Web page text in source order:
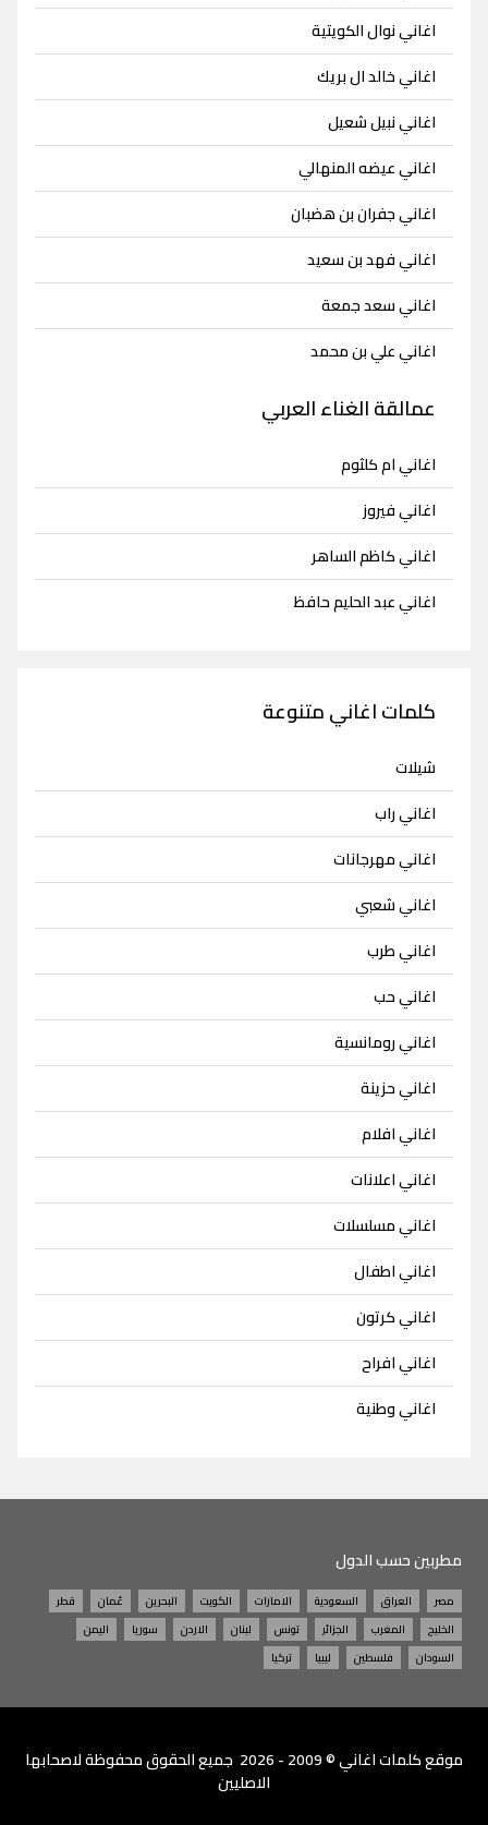
اغاني نوال الكويتية
اغاني خالد ال بريك
اغاني نبيل شعيل
اغاني عيضه المنهالي
اغاني جفران بن هضبان
اغاني فهد بن سعيد
اغاني سعد جمعة
اغاني علي بن محمد
عمالقة الغناء العربي
اغاني ام كلثوم
اغاني فيروز
اغاني كاظم الساهر
اغاني عبد الحليم حافظ
كلمات اغاني متنوعة
شيلات
اغاني راب
اغاني مهرجانات
اغاني شعبي
اغاني طرب
اغاني حب
اغاني رومانسية
اغاني حزينة
اغاني افلام
اغاني اعلانات
اغاني مسلسلات
اغاني اطفال
اغاني كرتون
اغاني افراح
اغاني وطنية
مطربين حسب الدول
مصر العراق السعودية الامارات الكويت البحرين عُمان
قطر
الخليج
المغرب الجزائر تونس لبنان الاردن سوريا
اليمن
السودان
فلسطين ليبيا تركيا
موقعكلمات اغاني
© 2009 - 2026 جميع الحقوق محفوظة لاصحابها
الاصليين